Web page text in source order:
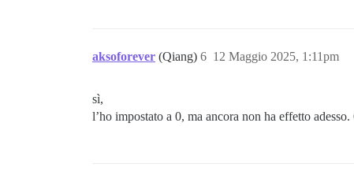
aksoforever (Qiang) 12 Maggio 2025, 1:11pm
6
sì,
l’ho impostato a 0, ma ancora non ha effetto